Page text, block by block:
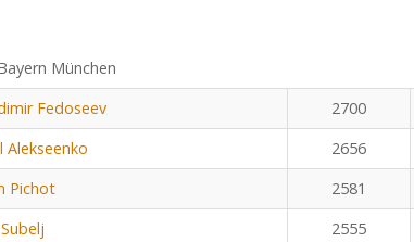
München
Fedoseev 2700
Alekseenko 2656
Pichot 2581
2555